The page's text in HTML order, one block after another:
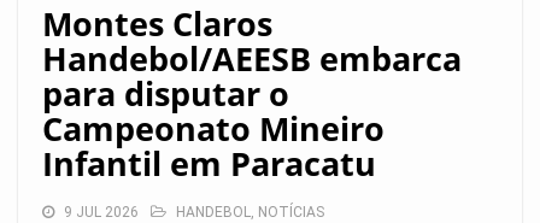
Montes Claros
Handebol/AEESB embarca
para disputar o
Campeonato Mineiro
Infantil em Paracatu
9 JUL 2026 HANDEBOL, NOTÍCIAS